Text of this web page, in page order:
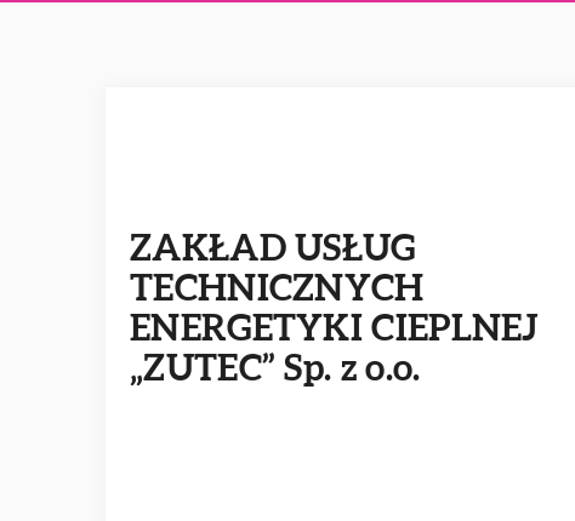
ZAKŁAD USŁUG
TECHNICZNYCH
ENERGETYKI CIEPLNEJ
„ZUTEC” Sp. z o.o.